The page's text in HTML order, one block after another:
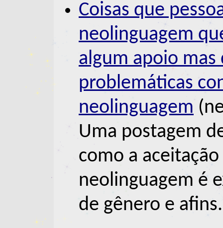
Coisas que
neolinguagem
algum apoio
problemáticas
neolinguagem
Uma postagem
como a
neolinguagem é
de gênero e afins.